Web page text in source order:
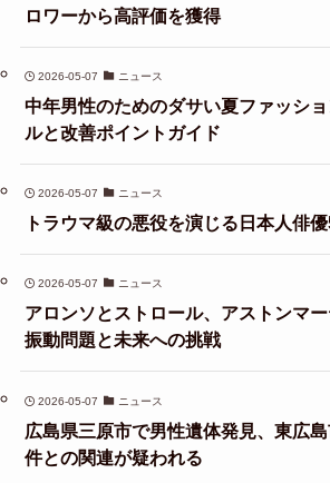
ロワーから高評価を獲得
2026-05-07 ニュース
中年男性のためのダサい夏ファッシ
ルと改善ポイントガイド
2026-05-07 ニュース
トラウマ級の悪役を演じる日本人俳
2026-05-07 ニュース
アロンソとストロール、アストンマ
振動問題と未来への挑戦
2026-05-07 ニュース
広島県三原市で男性遺体発見、東広
件との関連が疑われる